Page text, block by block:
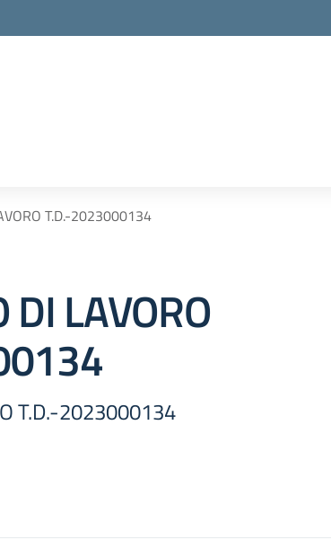
T.D.-2023000134
DI LAVORO
T.D.-2023000134